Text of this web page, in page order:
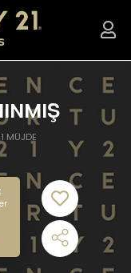
MÜJDE